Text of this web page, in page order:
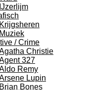
IJzerlijm
Krijgsheren
Muziek
/ Crime
Christie
327
Remy
Lupin
Brian Bones